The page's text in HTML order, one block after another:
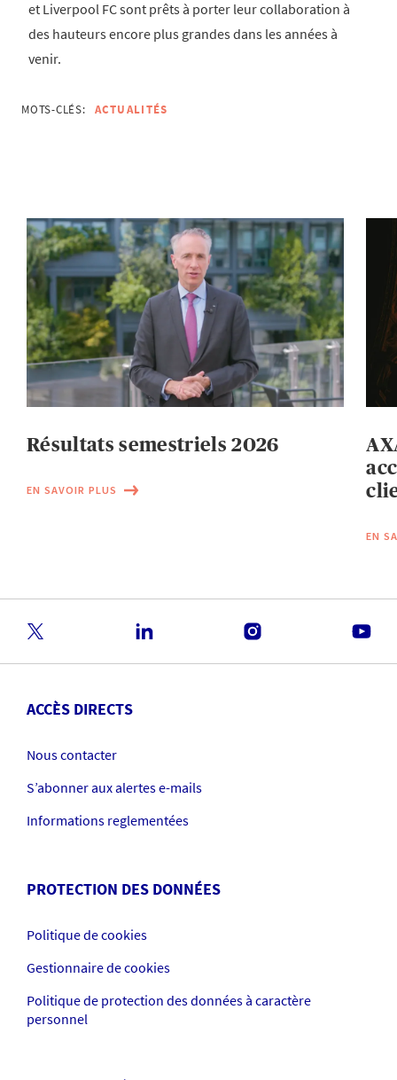
et Liverpool FC sont prêts à porter leur collaboration à
des hauteurs encore plus grandes dans les années à
venir.
MOTS-CLÉS: ACTUALITÉS
Résultats semestriels 2026
EN SAVOIR PLUS
EN
ACCÈS DIRECTS
Nous contacter
S’abonner aux alertes e-mails
Informations reglementées
PROTECTION DES DONNÉES
Politique de cookies
Gestionnaire de cookies
Politique de protection des données à caractère
personnel